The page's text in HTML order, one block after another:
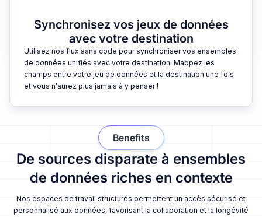
Synchronisez vos jeux de données
avec votre destination
Utilisez nos flux sans code pour synchroniser vos ensembles
de données unifiés avec votre destination. Mappez les
champs entre votre jeu de données et la destination une fois
et vous n'aurez plus jamais à y penser !
De sources disparate à ensembles
de données riches en contexte
Nos espaces de travail structurés permettent un accès sécurisé et
personnalisé aux données, favorisant la collaboration et la longévité
Benefits